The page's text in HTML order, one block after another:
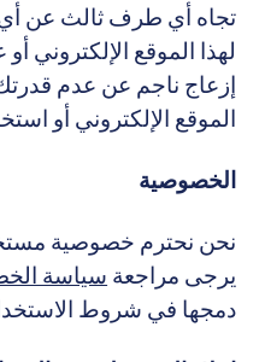
تجاه أي طرف ثالث عن أي
لهذا الموقع الإلكتروني أو
إزعاج ناجم عن عدم قدرتك
الموقع الإلكتروني أو
الخصوصية
نحن نحترم خصوصية
يرجى مراجعةسياسة
دمجها في شروط الاستخدام